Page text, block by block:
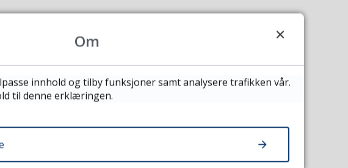
Om
innhold og tilby funksjoner samt analysere trafikken vår.
til denne erklæringen.